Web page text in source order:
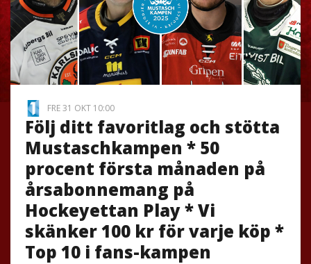
FRE 31 OKT 10:00
Följ ditt favoritlag och stötta
Mustaschkampen * 50
procent första månaden på
årsabonnemang på
Hockeyettan Play * Vi
skänker 100 kr för varje köp *
Top 10 i fans-kampen